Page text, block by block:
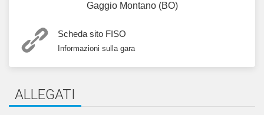
Gaggio Montano (BO)
Scheda sito FISO
Informazioni sulla gara
ALLEGATI